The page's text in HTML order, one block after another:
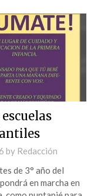
by Redacción
de 3° año del
en marcha en